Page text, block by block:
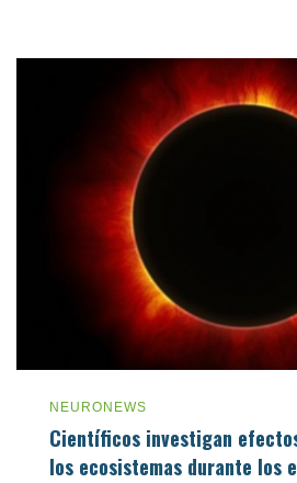
NEURONEWS
Científicos investigan
los ecosistemas durante los